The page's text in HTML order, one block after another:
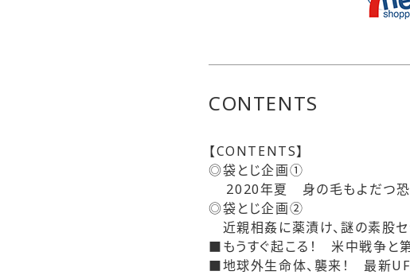
CONTENTS
【CONTENTS】
◎袋とじ企画①
2020年夏 身の毛もよだつ恐
◎袋とじ企画②
近親相姦に薬漬け、謎の素股
■もうすぐ起こる！ 米中戦争と
■地球外生命体、襲来！ 最新